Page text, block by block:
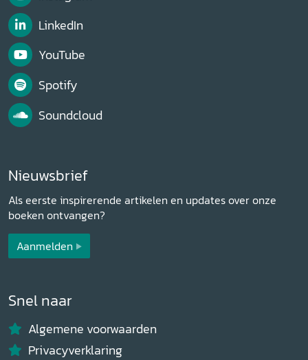
LinkedIn
YouTube
Spotify
Soundcloud
Nieuwsbrief
Als eerste inspirerende artikelen en updates over onze
boeken ontvangen?
Aanmelden
Snel naar
Algemene voorwaarden
Privacyverklaring